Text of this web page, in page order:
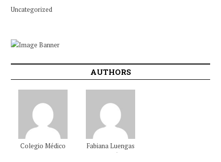
Uncategorized
AUTHORS
Colegio Médico
FabianaLuengas
Beltrán